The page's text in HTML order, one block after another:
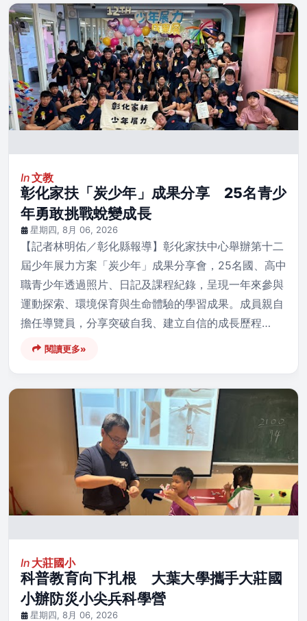
In文教
彰化家扶「炭少年」成果分享 25名青少
年勇敢挑戰蛻變成長
星期四, 8月 06, 2026
【記者林明佑／彰化縣報導】彰化家扶中心舉辦第十二
屆少年展力方案「炭少年」成果分享會，25名國、高中
職青少年透過照片、日記及課程紀錄，呈現一年來參與
運動探索、環境保育與生命體驗的學習成果。成員親自
擔任導覽員，分享突破自我、建立自信的成長歷程…
閱讀更多»
In 大莊國小
科普教育向下扎根 大葉大學攜手大莊國
小辦防災小尖兵科學營
星期四, 8月 06, 2026